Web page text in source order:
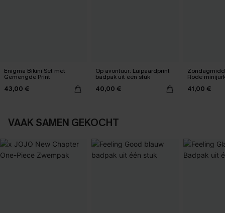
Enigma Bikini Set met
Gemengde Print
43,00 €
Op avontuur: Luipaardprint
badpak uit één stuk
40,00 €
Rode
41,00 €
VAAK SAMEN GEKOCHT